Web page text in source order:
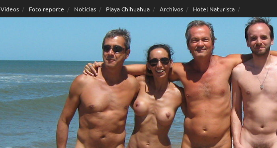
Videos Foto reporte Noticias Playa Chihuahua Archivos Hotel Naturista